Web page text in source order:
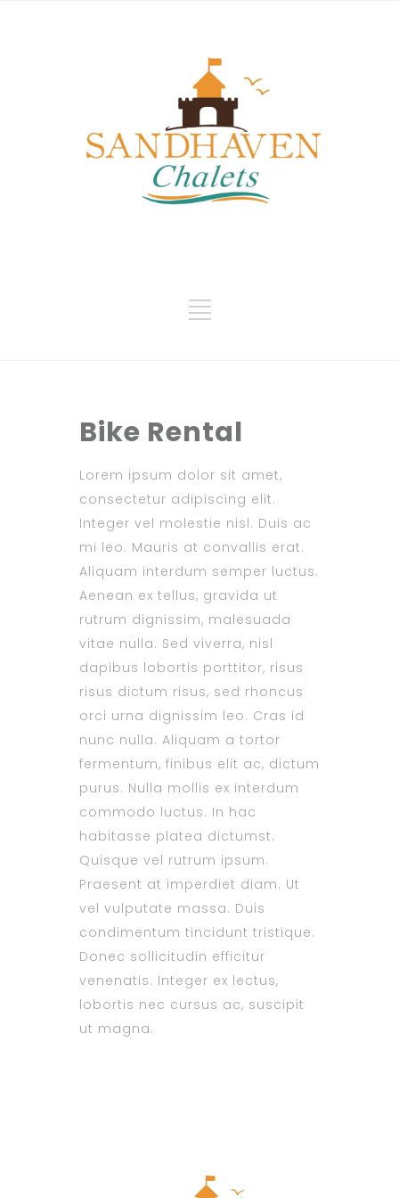
Bike Rental
Lorem ipsum dolor sit amet,
consectetur adipiscing elit.
Integer vel molestie nisl. Duis ac
mi leo. Mauris at convallis erat.
Aliquam interdum semper luctus.
Aenean ex tellus, gravida ut
rutrum dignissim, malesuada
vitae nulla. Sed viverra, nisl
dapibus lobortis porttitor, risus
risus dictum risus, sed rhoncus
orci urna dignissim leo. Cras id
nunc nulla. Aliquam a tortor
fermentum, finibus elit ac, dictum
purus. Nulla mollis ex interdum
commodo luctus. In hac
habitasse platea dictumst.
Quisque vel rutrum ipsum.
Praesent at imperdiet diam. Ut
vel vulputate massa. Duis
condimentum tincidunt tristique.
Donec sollicitudin efficitur
venenatis. Integer ex lectus,
lobortis nec cursus ac, suscipit
ut magna.